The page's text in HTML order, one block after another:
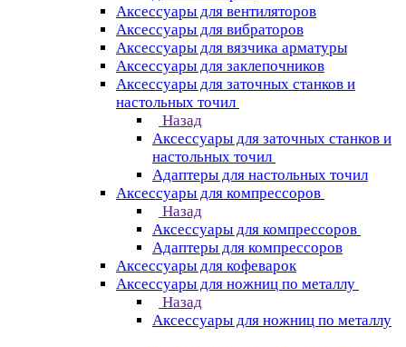
Аксессуары для вентиляторов
Аксессуары для вибраторов
Аксессуары для вязчика арматуры
Аксессуары для заклепочников
Аксессуары для заточных станков и
настольных точил
Назад
Аксессуары для заточных станков и
настольных точил
Адаптеры для настольных точил
Аксессуары для компрессоров
Назад
Аксессуары для компрессоров
Адаптеры для компрессоров
Аксессуары для кофеварок
Аксессуары для ножниц по металлу
Назад
Аксессуары для ножниц по металлу